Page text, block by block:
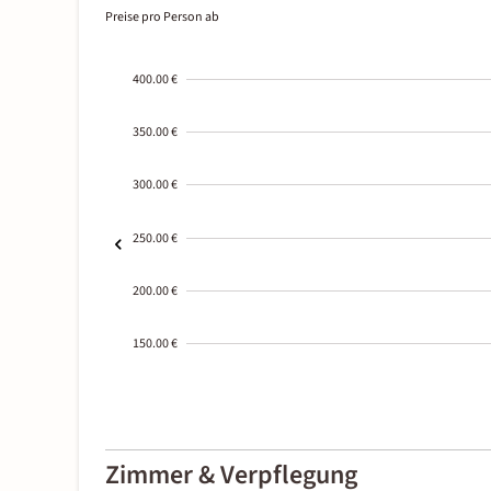
Preise pro Person ab
400.00 €
350.00 €
300.00 €
250.00 €
200.00 €
150.00 €
01-02
Zimmer & Verpflegung